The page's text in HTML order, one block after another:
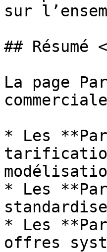
sur
## Résumé
La page
* Les
* Les
* Les
offres